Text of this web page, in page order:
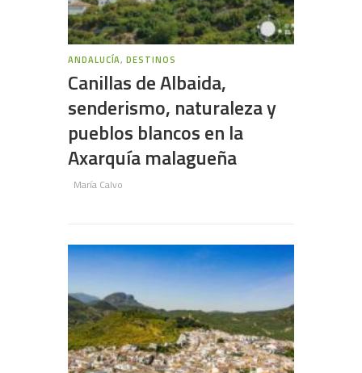
ANDALUCÍA,DESTINOS
Canillas de Albaida,
senderismo, naturaleza y
pueblos blancos en la
Axarquía malagueña
María Calvo